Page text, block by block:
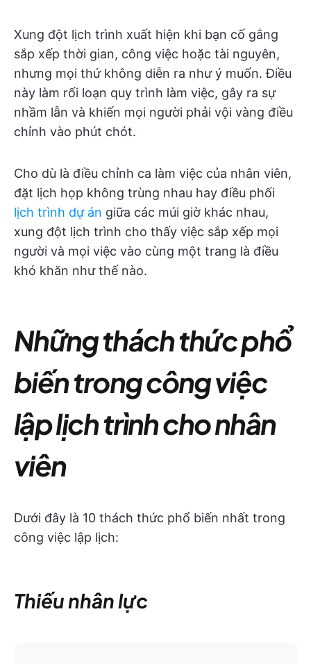
Xung đột lịch trình xuất hiện khi bạn cố gắng
sắp xếp thời gian, công việc hoặc tài nguyên,
nhưng mọi thứ không diễn ra như ý muốn. Điều
này làm rối loạn quy trình làm việc, gây ra sự
nhầm lẫn và khiến mọi người phải vội vàng điều
chỉnh vào phút chót.
Cho dù là điều chỉnh ca làm việc của nhân viên,
đặt lịch họp không trùng nhau hay điều phối
lịch trình dự án giữa các múi giờ khác nhau,
xung đột lịch trình cho thấy việc sắp xếp mọi
người và mọi việc vào cùng một trang là điều
khó khăn như thế nào.
Những thách thức phổ
biến trong công việc
lập lịch trình cho nhân
viên
Dưới đây là 10 thách thức phổ biến nhất trong
công việc lập lịch:
Thiếu nhân lực